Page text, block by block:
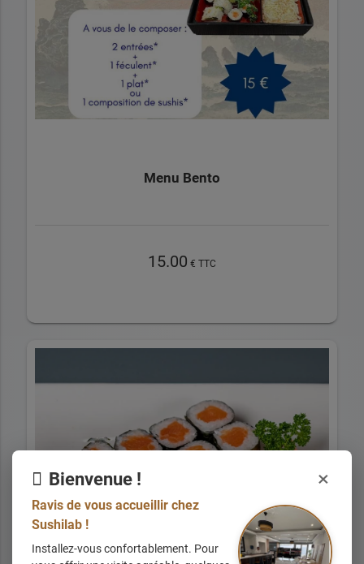
Menu Bento
15.00 € TTC
Bienvenue ! ×
Ravis de vous accueillir chez
Sushilab !
Installez-vous confortablement. Pour